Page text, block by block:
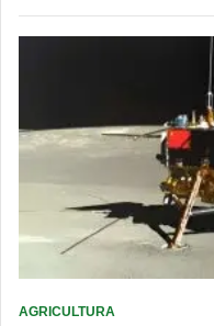
AGRICULTURA